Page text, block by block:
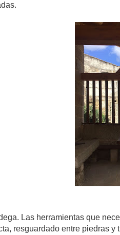
Las herramientas que
resguardado entre piedras